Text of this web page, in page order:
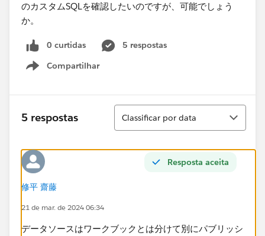
のカスタムSQLを確認したいのですが、可能でしょう
か。​
0 curtidas
5 respostas
Compartilhar
Show menu
5 respostas
Classificar
Classificar por data
Resposta aceita
修平 齋藤
21 de mar. de 2024 06:34
データソースはワークブックとは分けて別にパブリッシ